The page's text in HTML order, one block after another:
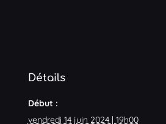
Détails
Début :
vendredi 14 juin 2024 | 19h00